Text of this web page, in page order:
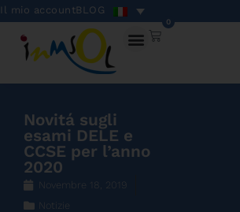
Il mio accountBLOG
0
Novitá sugli
esami DELE e
CCSE per l’anno
2020
Novembre 18, 2019
Notizie